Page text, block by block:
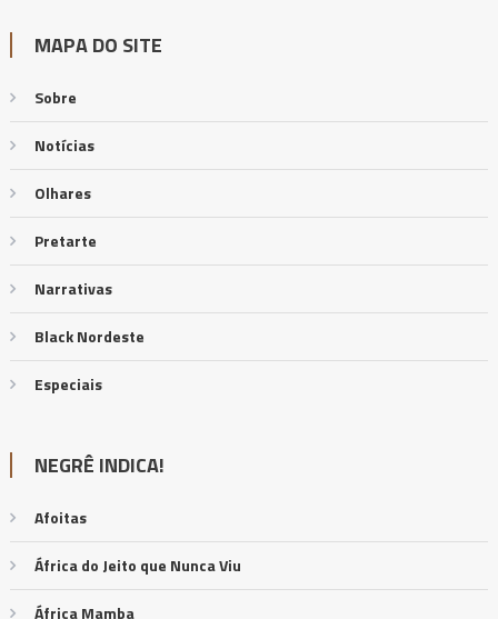
MAPA DO SITE
Sobre
Notícias
Olhares
Pretarte
Narrativas
Black Nordeste
Especiais
NEGRÊ INDICA!
Afoitas
África do Jeito que Nunca Viu
África Mamba